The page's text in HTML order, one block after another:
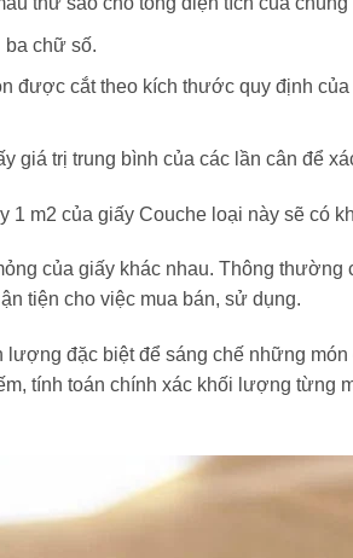
chữ số.
được cắt theo kích thước quy định
giá trị trung bình của các lần cân để
1 m2 của giấy Couche loại này sẽ có
của giấy khác nhau. Thông thường
tiện cho việc mua bán, sử dụng.
đặc biệt để sáng chế những
tính toán chính xác khối lượng từng